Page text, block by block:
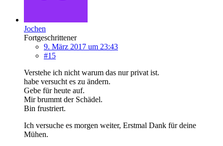
Jochen
Fortgeschrittener
9. März 2017 um 23:43
#15
Verstehe ich nicht warum das nur privat ist.
habe versucht es zu ändern.
Gebe für heute auf.
Mir brummt der Schädel.
Bin frustriert.
Ich versuche es morgen weiter, Erstmal Dank für deine
Mühen.